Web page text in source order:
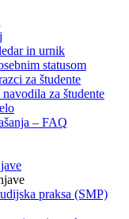
in urnik
statusom
za študente
za študente
– FAQ
praksa (SMP)